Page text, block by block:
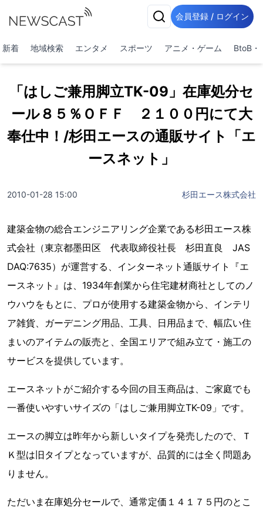
会員登録 / ログイン
新着 地域検索 エンタメ スポーツ アニメ・ゲーム BtoB・
「はしご兼用脚立TK-09」在庫処分セ
ール８５％ＯＦＦ ２１００円にて大
奉仕中！/杉田エースの通販サイト「エ
ースネット」
2010-01-28 15:00 杉田エース株式会社
建築金物の総合エンジニアリング企業である杉田エース株
式会社（東京都墨田区 代表取締役社長 杉田直良 JAS
DAQ:7635）が運営する、インターネット通販サイト『エ
ースネット』は、1934年創業から住宅建材商社としてのノ
ウハウをもとに、プロが使用する建築金物から、インテリ
ア雑貨、ガーデニング用品、工具、日用品まで、幅広い住
まいのアイテムの販売と、全国エリアで組み立て・施工の
サービスを提供しています。
エースネットがご紹介する今回の目玉商品は、ご家庭でも
一番使いやすいサイズの「はしご兼用脚立TK-09」です。
エースの脚立は昨年から新しいタイプを発売したので、Ｔ
Ｋ型は旧タイプとなっていますが、品質的には全く問題あ
りません。
ただいま在庫処分セールで、通常定価１４１７５円のとこ